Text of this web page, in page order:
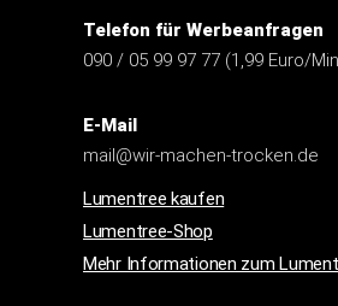
Telefon für Werbeanfragen
090 / 05 99 97 77 (1,99 Euro/
E-Mail
mail@wir-machen-trocken.de
Lumentree kaufen
Lumentree-Shop
Mehr Informationen zum